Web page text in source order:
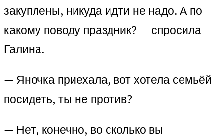
закуплены, никуда идти не надо. А по
какому поводу праздник? — спросила
Галина.
— Яночка приехала, вот хотела семьёй
посидеть, ты не против?
— Нет, конечно, во сколько вы